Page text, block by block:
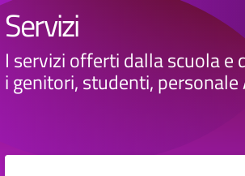
Servizi
I servizi offerti dalla scuola e
i genitori, studenti, personale